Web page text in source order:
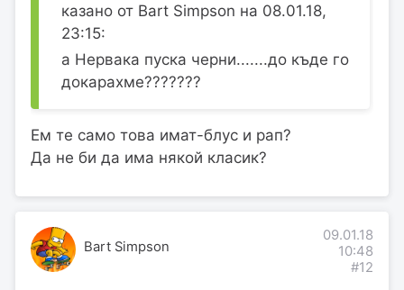
казано от Bart Simpson на 08.01.18,
23:15:
а Нервака пуска черни.......до къде го
докарахме???????
Ем те само това имат-блус и рап?
Да не би да има някой класик?
Bart Simpson
09.01.18
10:48
#12